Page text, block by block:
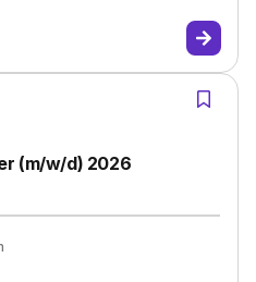
(m/w/d) 2026